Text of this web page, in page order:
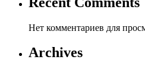
Нет комментариев для
Archives